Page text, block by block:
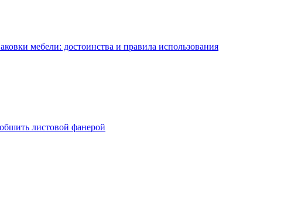
мебели: достоинства и правила использования
листовой фанерой